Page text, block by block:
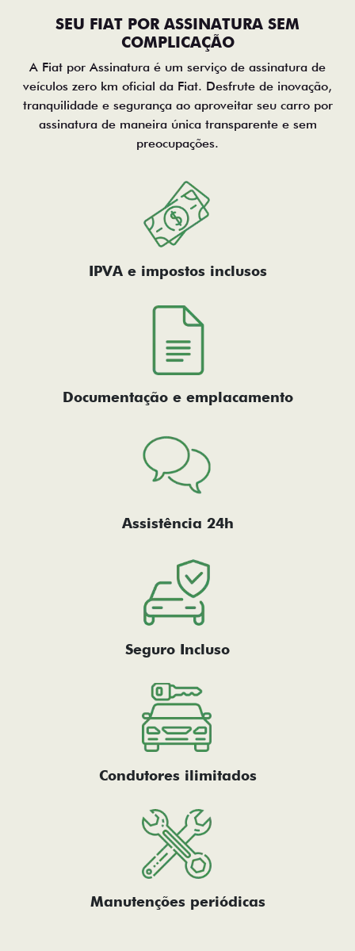
SEU FIAT POR ASSINATURA SEM
COMPLICAÇÃO
A Fiat por Assinatura é um serviço de assinatura de
veículos zero km oficial da Fiat. Desfrute de inovação,
tranquilidade e segurança ao aproveitar seu carro por
assinatura de maneira única transparente e sem
preocupações.
IPVA e impostos inclusos
Documentação e emplacamento
Assistência 24h
Seguro Incluso
Condutores ilimitados
Manutenções periódicas